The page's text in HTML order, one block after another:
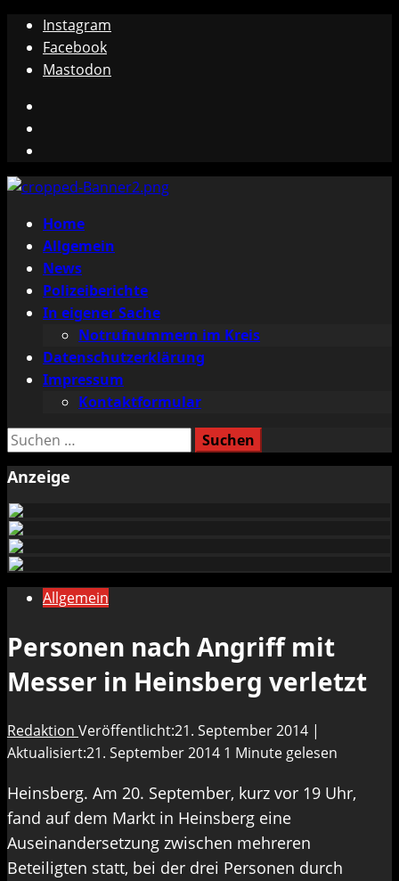
Zum
Inhalt
springen
Instagram
Facebook
Mastodon
Primäres
Menü
Home
Allgemein
News
Polizeiberichte
In eigener Sache
Notrufnummern im Kreis
Datenschutzerklärung
Impressum
Kontaktformular
Suchen
Anzeige
Allgemein
Personen nach Angriff mit
Messer in Heinsberg verletzt
Redaktion Veröffentlicht:21. September 2014 |
Aktualisiert:21. September 2014 1 Minute gelesen
Heinsberg. Am 20. September, kurz vor 19 Uhr,
fand auf dem Markt in Heinsberg eine
Auseinandersetzung zwischen mehreren
Beteiligten statt, bei der drei Personen durch